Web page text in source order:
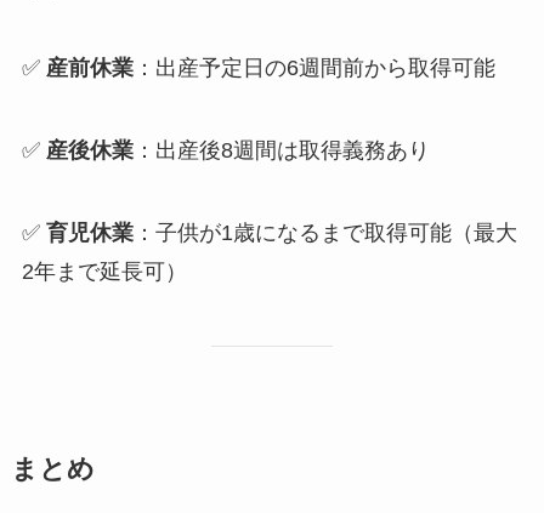
✅ 産前休業：出産予定日の6週間前から取得可能
✅ 産後休業：出産後8週間は取得義務あり
✅ 育児休業：子供が1歳になるまで取得可能（最大
2年まで延長可）
まとめ